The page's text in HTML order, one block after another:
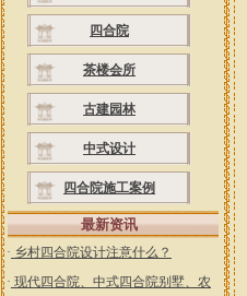
四合院
茶楼会所
古建园林
中式设计
四合院施工案例
最新资讯
· 乡村四合院设计注意什么？
· 现代四合院、中式四合院别墅、农